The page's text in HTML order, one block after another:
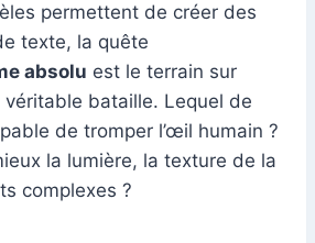
permettent de créer des
texte, la quête
absolu est le terrain sur
véritable bataille. Lequel de
de tromper l’œil humain ?
la lumière, la texture de la
complexes ?